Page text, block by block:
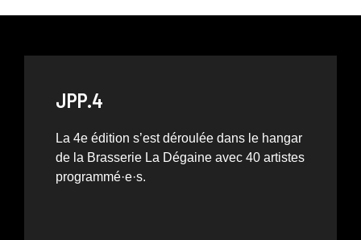
JPP.4
La 4e édition s’est déroulée dans le hangar
de la Brasserie La Dégaine avec 40 artistes
programmé·e·s.